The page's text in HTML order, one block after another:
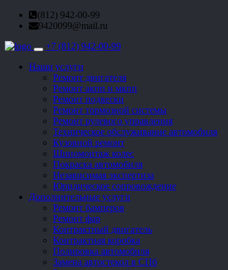
(812) 942-00-99
9420099@mail.ru
Toggle
+7 (812) 942-00-99
Наши услуги
Ремонт двигателя
Ремонт акпп и мкпп
Ремонт подвески
Ремонт тормозной системы
Ремонт рулевого управления
Техническое обслуживание автомобиля
Кузовной ремонт
Шиномонтаж колес
Покраска автомобиля
Независимая экспертиза
Юридическое сопровождение
Дополнительные услуги
Ремонт бамперов
Ремонт фар
Контрактный двигатель
Контрактная коробка
Полировка автомобиля
Замена автостекол в СПб